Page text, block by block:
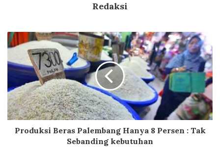
Redaksi
Produksi Beras Palembang Hanya 8 Persen : Tak
Sebanding kebutuhan